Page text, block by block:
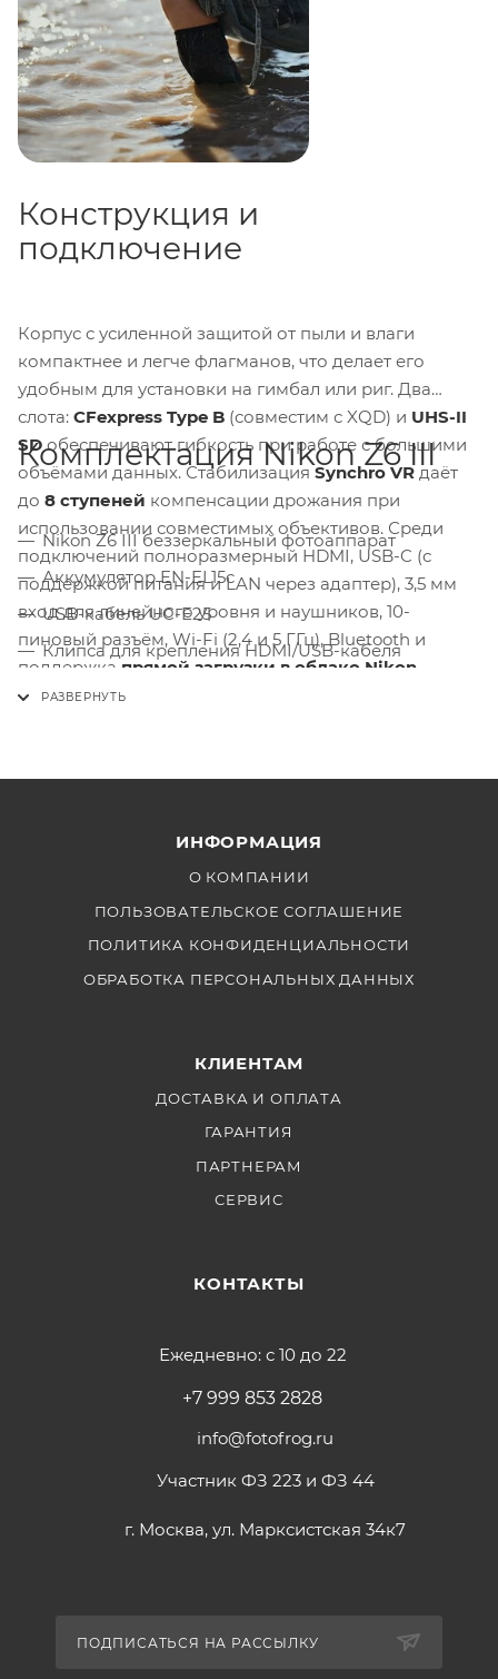
Конструкция и
подключение
Корпус с усиленной защитой от пыли и влаги
компактнее и легче флагманов, что делает его
удобным для установки на гимбал или риг. Два
слота: CFexpress Type B (совместим с XQD) и UHS-II
SDобеспечивают гибкость при работе с большими
объёмами данных. Стабилизация Synchro VR даёт
до 8 ступеней компенсации дрожания при
использовании совместимых объективов. Среди
подключений полноразмерный HDMI, USB-C (с
поддержкой питания и LAN через адаптер), 3,5 мм
вход для линейного уровня и наушников, 10-
пиновый разъём, Wi-Fi (2,4 и 5 ГГц), Bluetooth и
поддержка прямой загрузки в облако Nikon
Imaging Cloud
Комплектация Nikon Z6 III
Nikon Z6 III беззеркальный фотоаппарат
Аккумулятор EN-EL15c
USB-кабель UC-E25
Клипса для крепления HDMI/USB-кабеля
Колпачок горячего башмака BS-1
ИНФОРМАЦИЯ
О КОМПАНИИ
ПОЛЬЗОВАТЕЛЬСКОЕ СОГЛАШЕНИЕ
ПОЛИТИКА КОНФИДЕНЦИАЛЬНОСТИ
ОБРАБОТКА ПЕРСОНАЛЬНЫХ ДАННЫХ
КЛИЕНТАМ
ДОСТАВКА И ОПЛАТА
ГАРАНТИЯ
ПАРТНЕРАМ
СЕРВИС
КОНТАКТЫ
Ежедневно: с 10 до 22
+7 999 853 2828
info@fotofrog.ru
Участник ФЗ 223 и ФЗ 44
г. Москва, ул. Марксистская 34к7
ПОДПИСАТЬСЯ НА РАССЫЛКУ